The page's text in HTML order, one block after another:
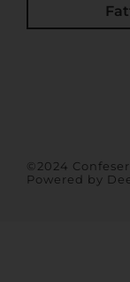
©2024
Powered by